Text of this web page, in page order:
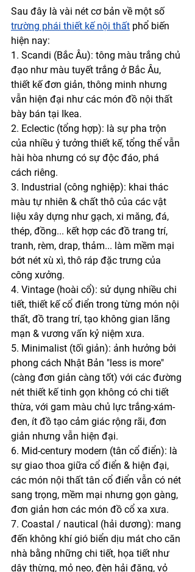
Sau đây là vài nét cơ bản về một số
trường phái thiết kế nội thất phổ biến
hiện nay:
1. Scandi (Bắc Âu): tông màu trắng chủ
đạo như màu tuyết trắng ở Bắc Âu,
thiết kế đơn giản, thông minh nhưng
vẫn hiện đại như các món đồ nội thất
bày bán tại Ikea.
2. Eclectic (tổng hợp): là sự pha trộn
của nhiều ý tưởng thiết kế, tổng thể vẫn
hài hòa nhưng có sự độc đáo, phá
cách riêng.
3. Industrial (công nghiệp): khai thác
màu tự nhiên & chất thô của các vật
liệu xây dựng như gạch, xi măng, đá,
thép, đồng... kết hợp các đồ trang trí,
tranh, rèm, drap, thảm... làm mềm mại
bớt nét xù xì, thô ráp đặc trưng của
công xưởng.
4. Vintage (hoài cổ): sử dụng nhiều chi
tiết, thiết kế cổ điển trong từng món nội
thất, đồ trang trí, tạo không gian lãng
mạn & vương vấn kỷ niệm xưa.
5. Minimalist (tối giản): ảnh hưởng bởi
phong cách Nhật Bản "less is more"
(càng đơn giản càng tốt) với các đường
nét thiết kế tinh gọn không có chi tiết
thừa, với gam màu chủ lực trắng-xám-
đen, ít đồ tạo cảm giác rộng rãi, đơn
giản nhưng vẫn hiện đại.
6. Mid-century modern (tân cổ điển): là
sự giao thoa giữa cổ điển & hiện đại,
các món nội thất tân cổ điển vẫn có nét
sang trọng, mềm mại nhưng gọn gàng,
đơn giản hơn các món đồ cổ xa xưa.
7. Coastal / nautical (hải dương): mang
đến không khí gió biển dịu mát cho căn
nhà bằng những chi tiết, họa tiết như
dây thừng, mỏ neo, đèn hải đăng, vỏ